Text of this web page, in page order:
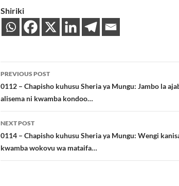
Shiriki
Post
navigation
PREVIOUS POST
0112 – Chapisho kuhusu Sheria ya Mungu: Jambo la
alisema ni kwamba kondoo…
NEXT POST
0114 – Chapisho kuhusu Sheria ya Mungu: Wengi
kwamba wokovu wa mataifa…